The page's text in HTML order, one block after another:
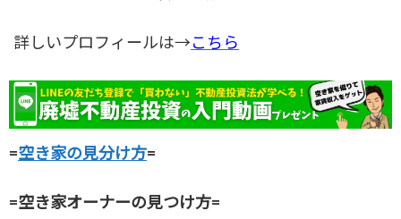
詳しいプロフィールは→こちら
=空き家の見分け方=
=空き家オーナーの見つけ方=